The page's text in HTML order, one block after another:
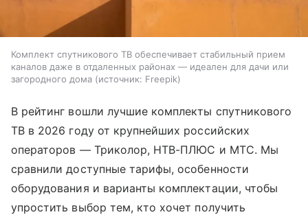
Комплект спутникового ТВ обеспечивает стабильный прием
каналов даже в отдаленных районах — идеален для дачи или
загородного дома
источник: Freepik
В рейтинг вошли лучшие комплекты спутникового
ТВ в 2026 году от крупнейших российских
операторов — Триколор, НТВ-ПЛЮС и МТС. Мы
сравнили доступные тарифы, особенности
оборудования и варианты комплектации, чтобы
упростить выбор тем, кто хочет получить